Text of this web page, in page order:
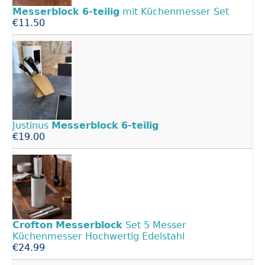
Messerblock 6-teilig mit Küchenmesser Set
€11.50
Justinus Messerblock 6-teilig
€19.00
Crofton Messerblock Set 5 Messer
Küchenmesser Hochwertig Edelstahl
€24.99